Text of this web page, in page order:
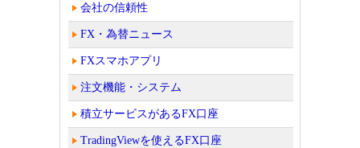
会社の信頼性
FX・為替ニュース
FXスマホアプリ
注文機能・システム
積立サービスがあるFX口座
TradingViewを使えるFX口座